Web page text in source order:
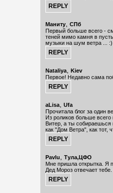
Маниту, СПб
Первый больше всего -
теней мимо камня в
музыки на шум ветра ...
Nataliya, Kiev
Первое! Недавно сама
aLisa, Ufa
Прочитала блог за один
Из роликов больше
Витер, а ты собираешься
как "Дом Ветра", как тот,
Pavlu, Тула,ЦФО
Мне пришла открытка. Я
Дед Мороз отвечает